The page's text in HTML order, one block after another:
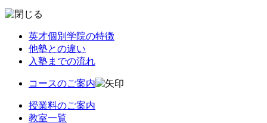
英才個別学院の特徴
他塾との違い
入塾までの流れ
コースのご案内
授業料のご案内
教室一覧